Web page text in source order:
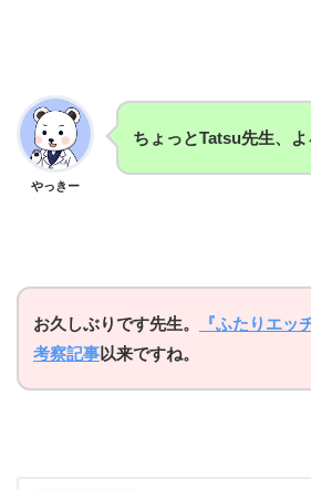
やっきー
ちょっとTatsu先生、
お久しぶりです先生。
『ふたりエッ
考察記事以来ですね。